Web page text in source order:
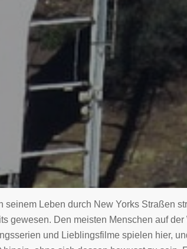
seinem Leben durch New Yorks Straßen
gewesen. Den meisten Menschen auf
und Lieblingsfilme spielen hier,